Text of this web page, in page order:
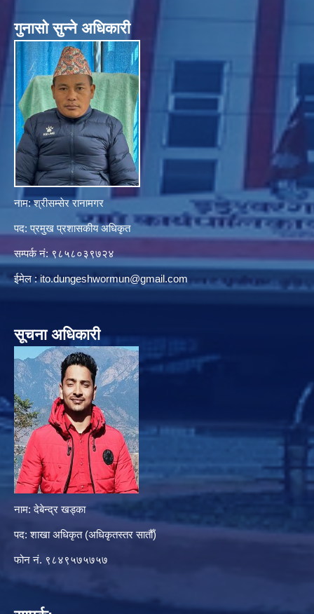
गुनासाे सुन्ने अधिकारी
नाम: श्रीसम्सेर रानामगर
पद: प्रमुख प्रशासकीय अधिकृत
सम्पर्क नं: ९८५८०३९७२४
ईमेल :ito.dungeshwormun@gmail.com
सूचना अधिकारी
नाम: देबेन्द्र खड्का
पद: शाखा अधिकृत (अधिकृतस्तर सातौँ)
फोन नं. ९८४९५७५७५७